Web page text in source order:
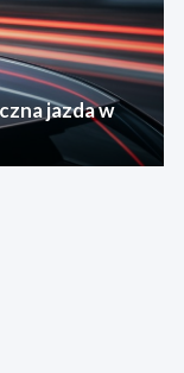
jazda w